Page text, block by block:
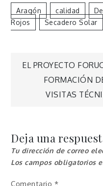
Aragón Calidad
Rojos
Secadero Solar
EL PROYECTO
FORMACIÓN
VISITAS
Deja una
Tu dirección de correo
Los campos obligatorios
Comentario *